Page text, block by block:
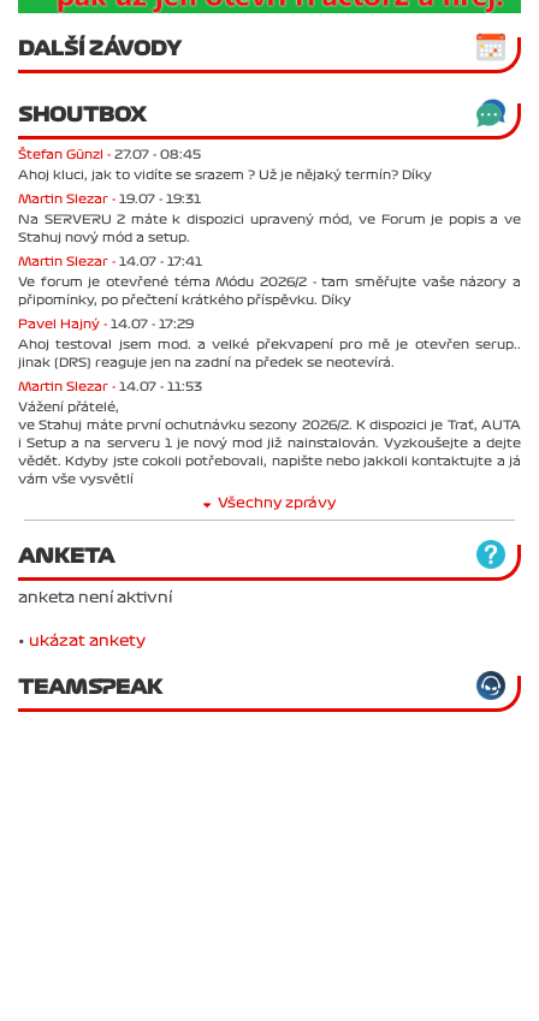
DALŠÍ ZÁVODY
SHOUTBOX
Štefan Günzl - 27.07 - 08:45
Ahoj kluci, jak to vidíte se srazem ? Už je nějaký termín? Díky
Martin Slezar - 19.07 - 19:31
Na SERVERU 2 máte k dispozici upravený mód, ve Forum je popis a ve
Stahuj nový mód a setup.
Martin Slezar - 14.07 - 17:41
Ve forum je otevřené téma Módu 2026/2 - tam směřujte vaše názory a
připomínky, po přečtení krátkého příspěvku. Díky
Pavel Hajný - 14.07 - 17:29
Ahoj testoval jsem mod. a velké překvapení pro mě je otevřen serup..
jinak (DRS) reaguje jen na zadní na předek se neotevírá.
Martin Slezar - 14.07 - 11:53
Vážení přátelé,
ve Stahuj máte první ochutnávku sezony 2026/2. K dispozici je Trať, AUTA
i Setup a na serveru 1 je nový mod již nainstalován. Vyzkoušejte a dejte
vědět. Kdyby jste cokoli potřebovali, napište nebo jakkoli kontaktujte a já
vám vše vysvětlí
Všechny zprávy
ANKETA
anketa není aktivní
• ukázat ankety
TEAMSPEAK